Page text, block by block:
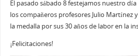
El pasado sábado 8 festejamos nuestro
los compañeros profesores Julio Martínez
la medalla por sus 30 años de labor en la
¡Felicitaciones!